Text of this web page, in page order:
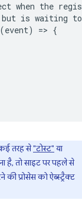
when the
is waiting
=> {
तरह से"टोस्ट"या
है, तो साइट पर पहले से
प्रोसेस को ऐब्स्ट्रैक्ट